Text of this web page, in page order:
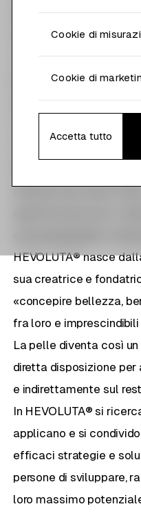
Cookie di
Cookie di
Accetta tutto
dedicati al Bellessere
Oggi le persone si
che salute e bellezza
binari e che il loro
parte dall’ambiente in
e scelte di vita che
In questa prospettiva,
ottimale del nostro
HEVOLUTA® nasce
sua creatrice e
«concepire bellezza,
fra loro e imprescindibili
La pelle diventa così
diretta disposizione per
e indirettamente sul
In HEVOLUTA® si
applicano e si
efficaci strategie e
persone di sviluppare,
loro massimo